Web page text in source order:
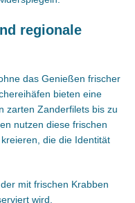
regionale
das Genießen frischer
bieten eine
zarten Zanderfilets bis zu
nutzen diese frischen
die die Identität
mit frischen Krabben
wird.